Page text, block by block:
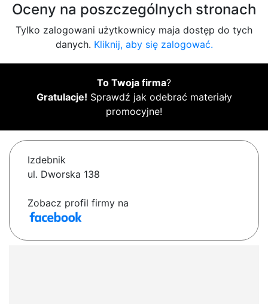
Oceny na poszczególnych stronach
Tylko zalogowani użytkownicy maja dostęp do tych
danych. Kliknij, aby się zalogować.
To Twoja firma?
Gratulacje! Sprawdź jak odebrać materiały
promocyjne!
Izdebnik
ul. Dworska 138
Zobacz profil firmy na